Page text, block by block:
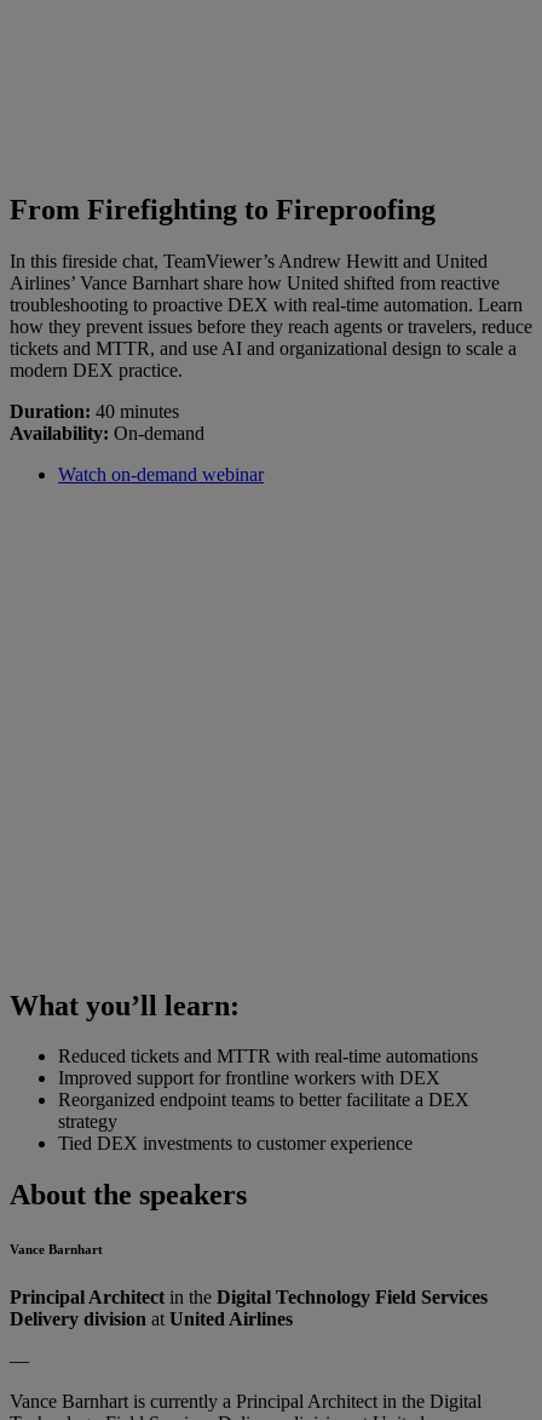
From Firefighting to Fireproofing
In this fireside chat, TeamViewer’s Andrew Hewitt and United
Airlines’ Vance Barnhart share how United shifted from reactive
troubleshooting to proactive DEX with real-time automation. Learn
how they prevent issues before they reach agents or travelers, reduce
tickets and MTTR, and use AI and organizational design to scale a
modern DEX practice.
Duration: 40 minutes
Availability: On-demand
Watch on-demand webinar
What you’ll learn:
Reduced tickets and MTTR with real-time automations
Improved support for frontline workers with DEX
Reorganized endpoint teams to better facilitate a DEX
strategy
Tied DEX investments to customer experience
About the speakers
Vance Barnhart
Principal Architect in the Digital Technology Field Services
Delivery division at United Airlines
—
Vance Barnhart is currently a Principal Architect in the Digital